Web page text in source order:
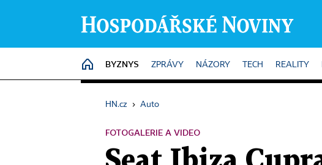
HOME
BYZNYS ZPRÁVY NÁZORY TECH REALITY
HN.cz › Auto
FOTOGALERIE A VIDEO